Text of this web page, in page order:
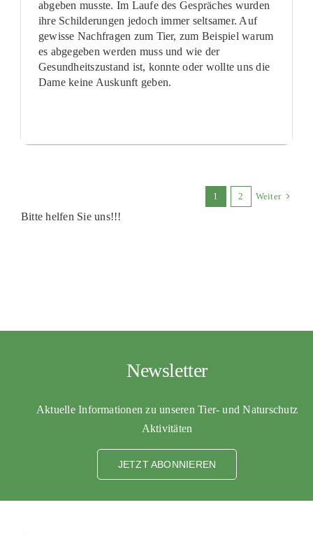
abgeben musste. Im Laufe des Gespräches wurden
ihre Schilderungen jedoch immer seltsamer. Auf
gewisse Nachfragen zum Tier, zum Beispiel warum
es abgegeben werden muss und wie der
Gesundheitszustand ist, konnte oder wollte uns die
Dame keine Auskunft geben.
1 2 Weiter
Bitte helfen Sie uns!!!
Newsletter
Aktuelle Informationen zu unseren Tier- und Naturschutz
Aktivitäten
JETZT ABONNIEREN